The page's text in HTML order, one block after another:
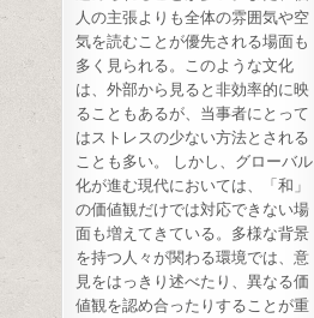
人の主張よりも全体の雰囲気や空
気を読むことが優先される場面も
多く見られる。このような文化
は、外部から見ると非効率的に映
ることもあるが、当事者にとって
はストレスの少ない方法とされる
ことも多い。 しかし、グローバル
化が進む現代においては、「和」
の価値観だけでは対応できない場
面も増えてきている。多様な背景
を持つ人々が関わる環境では、意
見をはっきり述べたり、異なる価
値観を認め合ったりすることが重